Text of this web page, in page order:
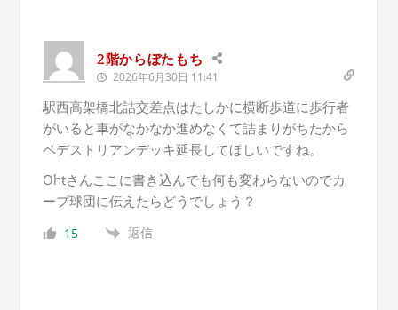
2階からぼたもち
2026年6月30日 11:41
駅西高架橋北詰交差点はたしかに横断歩道に歩行者
がいると車がなかなか進めなくて詰まりがちたから
ペデストリアンデッキ延長してほしいですね。
Ohtさんここに書き込んでも何も変わらないのでカ
ープ球団に伝えたらどうでしょう？
15 返信